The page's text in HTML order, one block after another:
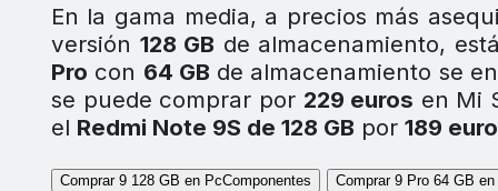
En la gama media, a precios más
versión 128 GB de almacenamiento,
Pro con 64 GB de almacenamiento se
se puede comprar por 229 euros en Mi
el Redmi Note 9S de 128 GB por 189
Comprar 9 128 GB en PcComponentes Comprar 9 Pro 64 GB